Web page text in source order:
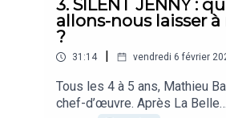
3. SILENT JENNY :
allons-nous laisser
?
31:14 | vendredi 6 février
Tous les 4 à 5 ans, Mathieu
chef-d’œuvre. Après La Belle